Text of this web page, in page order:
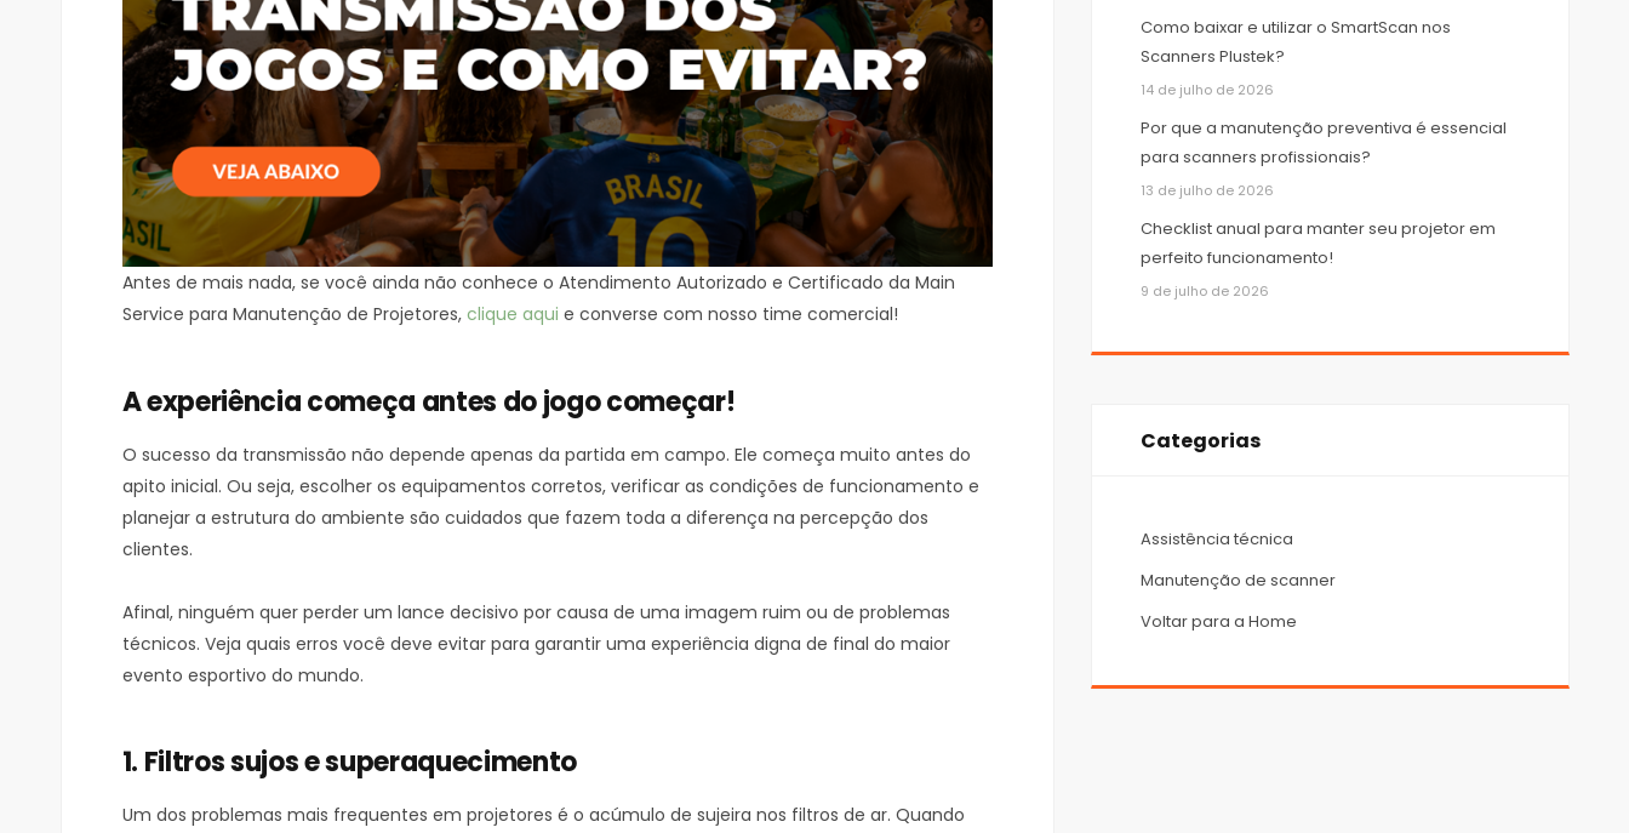
Antes de mais nada, se você ainda não conhece o Atendimento Autorizado e Certificado da Main
Service para Manutenção de Projetores, clique aqui e converse com nosso time comercial!
A experiência começa antes do jogo começar!
O sucesso da transmissão não depende apenas da partida em campo. Ele começa muito antes do
apito inicial. Ou seja, escolher os equipamentos corretos, verificar as condições de funcionamento e
planejar a estrutura do ambiente são cuidados que fazem toda a diferença na percepção dos
clientes.
Afinal, ninguém quer perder um lance decisivo por causa de uma imagem ruim ou de problemas
técnicos. Veja quais erros você deve evitar para garantir uma experiência digna de final do maior
evento esportivo do mundo.
1. Filtros sujos e superaquecimento
Um dos problemas mais frequentes em projetores é o acúmulo de sujeira nos filtros de ar. Quando
Como baixar e utilizar o SmartScan nos
Scanners Plustek?
14 de julho de 2026
Por que a manutenção preventiva é essencial
para scanners profissionais?
13 de julho de 2026
Checklist anual para manter seu projetor em
perfeito funcionamento!
9 de julho de 2026
Categorias
Assistência técnica
Manutenção de scanner
Voltar para a Home